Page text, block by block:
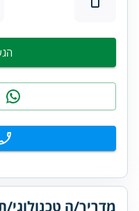
מדריך/ה טכנולוגי/